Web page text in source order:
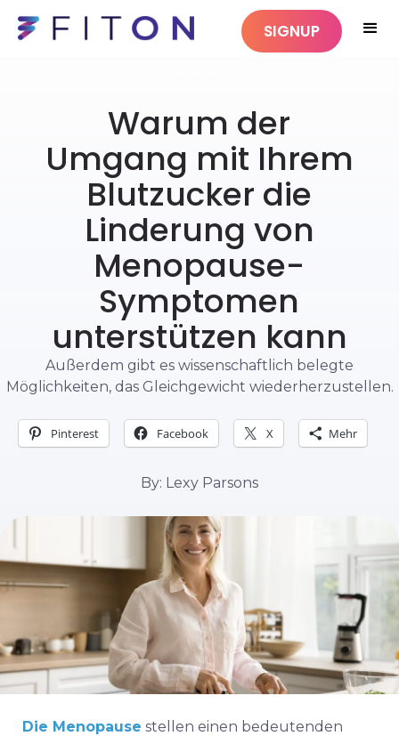
SIGNUP
Warum der
Umgang mit Ihrem
Blutzucker die
Linderung von
Menopause-
Symptomen
unterstützen kann
Außerdem gibt es wissenschaftlich belegte
Möglichkeiten, das Gleichgewicht wiederherzustellen.
Pinterest Facebook X Mehr
By: Lexy Parsons
Die Menopause stellen einen bedeutenden